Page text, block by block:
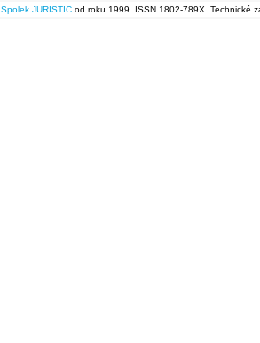
Spolek JURISTIC od roku 1999. ISSN 1802-789X. Technické